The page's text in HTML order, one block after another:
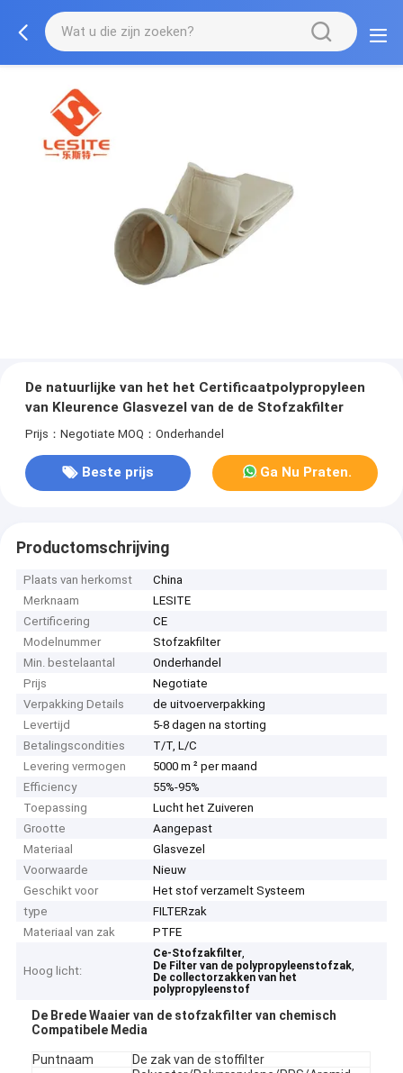
De natuurlijke van het het Certificaatpolypropyleen
van Kleurence Glasvezel van de de Stofzakfilter
Prijs：Negotiate MOQ：Onderhandel
Beste prijs Ga Nu Praten.
Productomschrijving
Plaats van herkomst
China
Merknaam
LESITE
Certificering
CE
Modelnummer
Stofzakfilter
Min. bestelaantal
Onderhandel
Prijs
Negotiate
Verpakking Details
de uitvoerverpakking
Levertijd
5-8 dagen na storting
Betalingscondities
T/T, L/C
Levering vermogen
5000 m ² per maand
Efficiency
55%-95%
Toepassing
Lucht het Zuiveren
Grootte
Aangepast
Materiaal
Glasvezel
Voorwaarde
Nieuw
Geschikt voor
Het stof verzamelt Systeem
type
FILTERzak
Materiaal van zak
PTFE
Hoog licht:
Ce-Stofzakfilter,
De Filter van de polypropyleenstofzak,
De collectorzakken van het
polypropyleenstof
De Brede Waaier van de stofzakfilter van chemisch
Compatibele Media
Puntnaam De zak van de stoffilter